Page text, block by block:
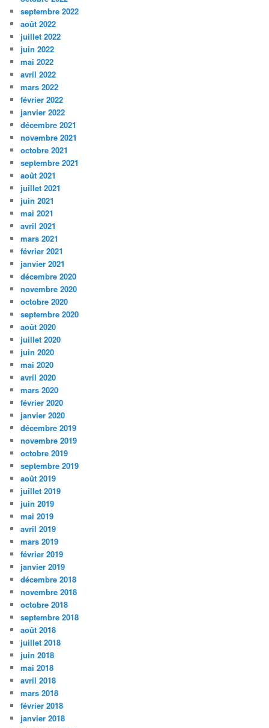
septembre 2022
août 2022
juillet 2022
juin 2022
mai 2022
avril 2022
mars 2022
février 2022
janvier 2022
décembre 2021
novembre 2021
octobre 2021
septembre 2021
août 2021
juillet 2021
juin 2021
mai 2021
avril 2021
mars 2021
février 2021
janvier 2021
décembre 2020
novembre 2020
octobre 2020
septembre 2020
août 2020
juillet 2020
juin 2020
mai 2020
avril 2020
mars 2020
février 2020
janvier 2020
décembre 2019
novembre 2019
octobre 2019
septembre 2019
août 2019
juillet 2019
juin 2019
mai 2019
avril 2019
mars 2019
février 2019
janvier 2019
décembre 2018
novembre 2018
octobre 2018
septembre 2018
août 2018
juillet 2018
juin 2018
mai 2018
avril 2018
mars 2018
février 2018
janvier 2018